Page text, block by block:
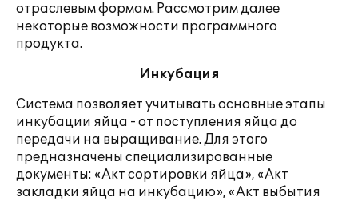
отраслевым формам. Рассмотрим далее
некоторые возможности программного
продукта.
Инкубация
Система позволяет учитывать основные этапы
инкубации яйца - от поступления яйца до
передачи на выращивание. Для этого
предназначены специализированные
документы: «Акт сортировки яйца», «Акт
закладки яйца на инкубацию», «Акт выбытия